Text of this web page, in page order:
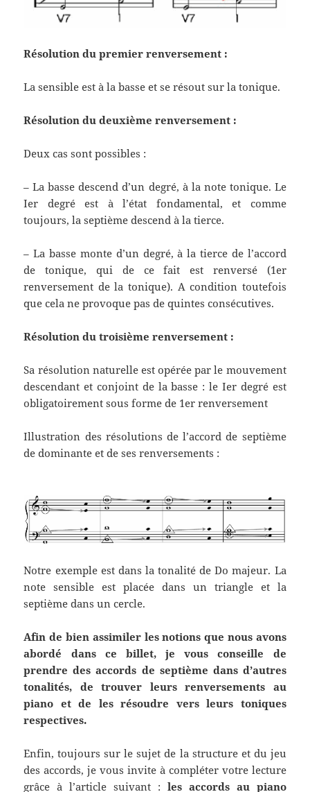
Résolution du premier renversement :
La sensible est à la basse et se résout sur la tonique.
Résolution du deuxième renversement :
Deux cas sont possibles :
– La basse descend d’un degré, à la note tonique. Le
Ier degré est à l’état fondamental, et comme
toujours, la septième descend à la tierce.
– La basse monte d’un degré, à la tierce de l’accord
de tonique, qui de ce fait est renversé (1er
renversement de la tonique). A condition toutefois
que cela ne provoque pas de quintes consécutives.
Résolution du troisième renversement :
Sa résolution naturelle est opérée par le mouvement
descendant et conjoint de la basse : le Ier degré est
obligatoirement sous forme de 1er renversement
Illustration des résolutions de l’accord de septième
de dominante et de ses renversements :
Notre exemple est dans la tonalité de Do majeur. La
note sensible est placée dans un triangle et la
septième dans un cercle.
Afin de bien assimiler les notions que nous avons
abordé dans ce billet, je vous conseille de
prendre des accords de septième dans d’autres
tonalités, de trouver leurs renversements au
piano et de les résoudre vers leurs toniques
respectives.
Enfin, toujours sur le sujet de la structure et du jeu
des accords, je vous invite à compléter votre lecture
grâce à l’article suivant : les accords au piano